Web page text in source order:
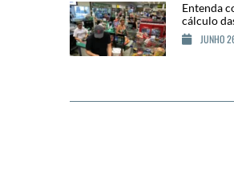
Entenda
cálculo
JUNHO